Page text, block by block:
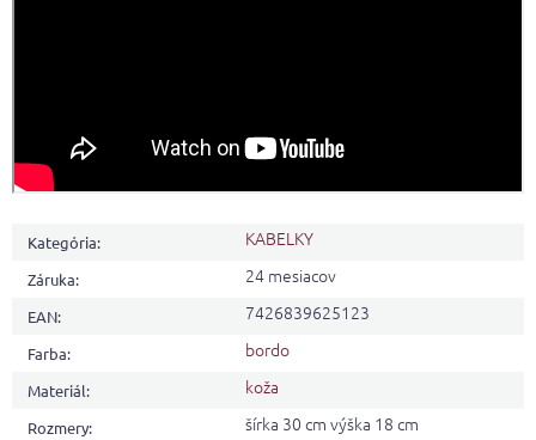
Kategória: KABELKY
Záruka: 24 mesiacov
EAN: 7426839625123
Farba: bordo
Materiál: koža
Rozmery: šírka 30 cm výška 18 cm